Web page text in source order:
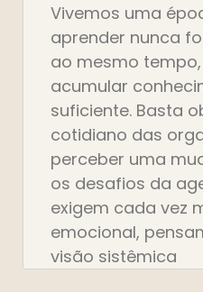
Vivemos uma
aprender nunca
ao mesmo
acumular
suficiente. Basta
cotidiano das
perceber uma
os desafios da
exigem cada vez
emocional,
visão sistêmica